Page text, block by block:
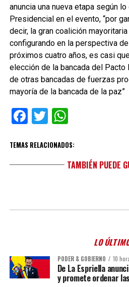
anuncia una nueva etapa según
Presidencial en el evento, “por
decir, la gran coalición
configurando en la perspectiva
próximos cuatro años, es casi
elección de la bancada del
de otras bancadas de fuerzas
mayoría de la bancada de la paz”
Facebook
Twitter
TEMAS RELACIONADOS:
TAMBIÉN PUEDE
LO
PODER & GOBIERNO 10
De La Espriella
y promete ordenar